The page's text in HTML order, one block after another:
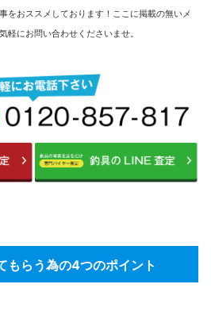
をおススメしております！ここに掲載の無いメ
軽にお問い合わせくださいませ。
もらう為の4つのポイント